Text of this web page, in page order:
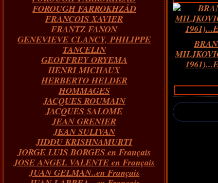
FOROUGH FARROKHZÂD
FRANCOIS XAVIER
FRANTZ FANON
GENEVIEVE CLANCY, PHILIPPE
TANCELIN
GEOFFREY ORYEMA
HENRI MICHAUX
HERBERTO HELDER
HOMMAGES
JACQUES ROUMAIN
JACQUES SALOME
JEAN GRENIER
JEAN SULIVAN
JIDDU KRISHNAMURTI
JORGE LUIS BORGES en Français
JOSE ANGEL VALENTE en Français
JUAN GELMAN..en Français